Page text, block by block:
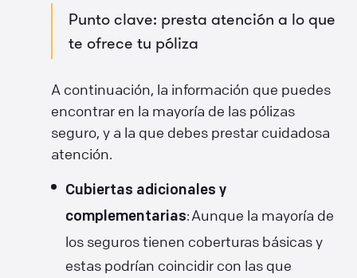
Punto clave: presta atención a lo que
te ofrece tu póliza
A continuación, la información que puedes
encontrar en la mayoría de las pólizas
seguro, y a la que debes prestar cuidadosa
atención.
Cubiertas adicionales y
complementarias: Aunque la mayoría de
los seguros tienen coberturas básicas y
estas podrían coincidir con las que